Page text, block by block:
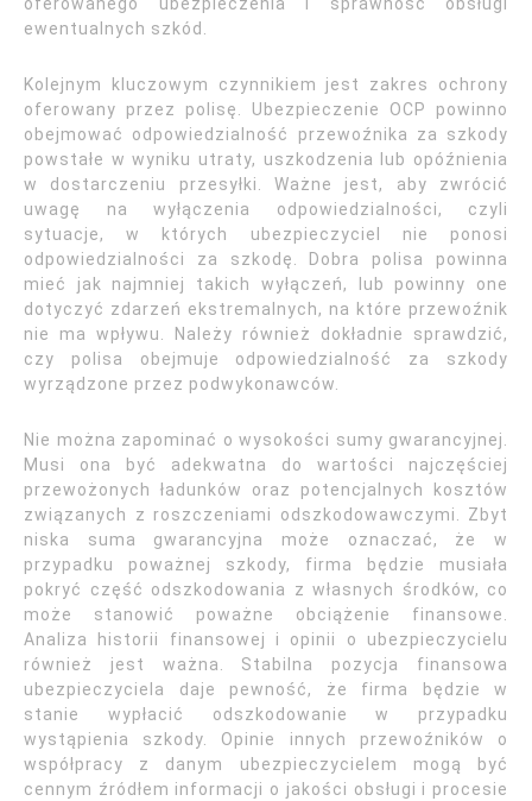
ewentualnych szkód.
Kolejnym kluczowym czynnikiem jest zakres ochrony
oferowany przez polisę. Ubezpieczenie OCP powinno
obejmować odpowiedzialność przewoźnika za szkody
powstałe w wyniku utraty, uszkodzenia lub opóźnienia
w dostarczeniu przesyłki. Ważne jest, aby zwrócić
uwagę na wyłączenia odpowiedzialności, czyli
sytuacje, w których ubezpieczyciel nie ponosi
odpowiedzialności za szkodę. Dobra polisa powinna
mieć jak najmniej takich wyłączeń, lub powinny one
dotyczyć zdarzeń ekstremalnych, na które przewoźnik
nie ma wpływu. Należy również dokładnie sprawdzić,
czy polisa obejmuje odpowiedzialność za szkody
wyrządzone przez podwykonawców.
Nie można zapominać o wysokości sumy gwarancyjnej.
Musi ona być adekwatna do wartości najczęściej
przewożonych ładunków oraz potencjalnych kosztów
związanych z roszczeniami odszkodowawczymi. Zbyt
niska suma gwarancyjna może oznaczać, że w
przypadku poważnej szkody, firma będzie musiała
pokryć część odszkodowania z własnych środków, co
może stanowić poważne obciążenie finansowe.
Analiza historii finansowej i opinii o ubezpieczycielu
również jest ważna. Stabilna pozycja finansowa
ubezpieczyciela daje pewność, że firma będzie w
stanie wypłacić odszkodowanie w przypadku
wystąpienia szkody. Opinie innych przewoźników o
współpracy z danym ubezpieczycielem mogą być
cennym źródłem informacji o jakości obsługi i procesie